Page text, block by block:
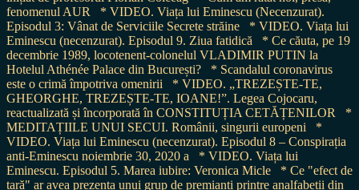
fenomenul AUR
* VIDEO. Viața lui Eminescu (Necenzurat).
Episodul 3: Vânat de Serviciile Secrete străine
* VIDEO. Viața lui
Eminescu (necenzurat). Episodul 9. Ziua fatidică
* Ce căuta, pe 19
decembrie 1989, locotenent-colonelul VLADIMIR PUTIN la
Hotelul Athénée Palace din București?
* Scandalul coronavirus
este o crimă împotriva omenirii
* VIDEO. „TREZEȘTE-TE,
GHEORGHE, TREZEȘTE-TE, IOANE!”. Legea Cojocaru,
reactualizată și încorporată în CONSTITUȚIA CETĂȚENILOR
*
MEDITAȚIILE UNUI SECUI. Românii, singurii europeni
*
VIDEO. Viața lui Eminescu (necenzurat). Episodul 8 – Conspirația
anti-Eminescu noiembrie 30, 2020 a
* VIDEO. Viața lui
Eminescu. Episodul 5. Marea iubire: Veronica Micle
* Ce "efect de
țară" ar avea prezența unui grup de premianți printre analfabeții din